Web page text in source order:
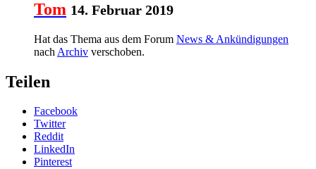
Tom 14. Februar 2019
Hat das Thema aus dem Forum News & Ankündigungen
nach Archiv verschoben.
Teilen
Facebook
Twitter
Reddit
LinkedIn
Pinterest